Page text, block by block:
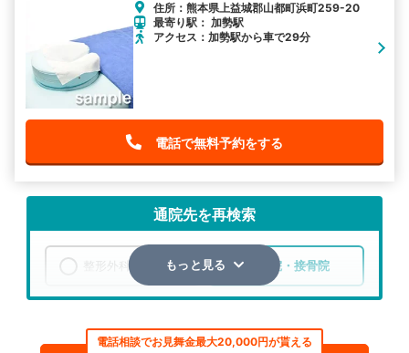
その他の検索方法
駅から探す
住所：熊本県上益城郡山都町浜町259-20
最寄り駅： 加勢駅
アクセス：加勢駅から車で29分
電話で無料予約をする
通院先を再検索
整形外科 整骨院・接骨院
もっと見る
電話相談でお見舞金最大20,000円が貰える